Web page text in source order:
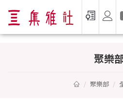
聚樂
聚樂部